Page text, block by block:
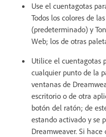
Use el cuentagotas
Todos los colores de
(predeterminado) y
Web; los de otras
Utilice el cuentagotas
cualquier punto de la
ventanas de
escritorio o de otra
botón del ratón; de
estando activado y se
Dreamweaver. Si